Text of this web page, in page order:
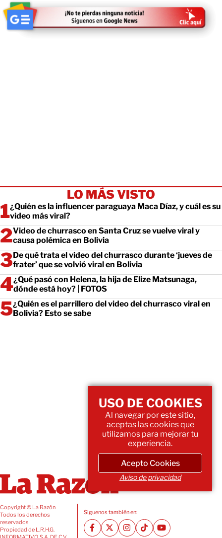
LO MÁS VISTO
¿Quién es la influencer paraguaya Maca Díaz, y cuál es su
video más viral?
Video de churrasco en Santa Cruz se vuelve viral y
causa polémica en Bolivia
De qué trata el video del churrasco durante ‘jueves de
frater’ que se volvió viral en Bolivia
¿Qué pasó con Helena, la hija de Elize Matsunaga,
dónde está hoy? | FOTOS
¿Quién es el parrillero del video del churrasco viral en
Bolivia? Esto se sabe
Copyright © La Razón
Todos los derechos
reservados
Propiedad de L.R.H.G.
Siguenos también en:
USO DE COOKIES
Al navegar por este sitio,
aceptas las cookies que
utilizamos para mejorar tu
experiencia.
Acepto Cookies
Aviso de privacidad